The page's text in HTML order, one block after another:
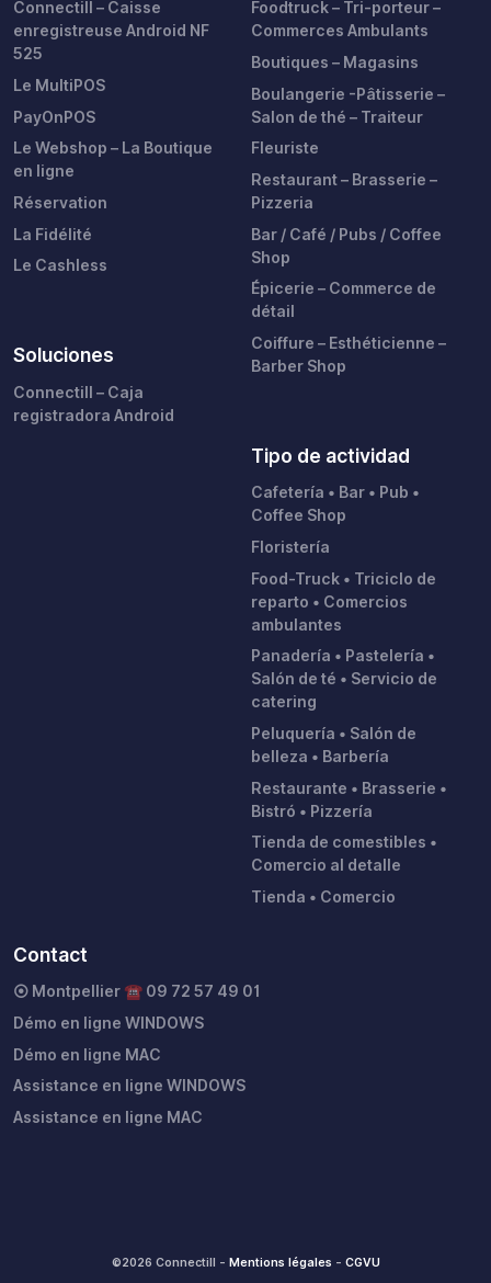
Connectill – Caisse
enregistreuse Android NF
525
Le MultiPOS
PayOnPOS
Le Webshop – La Boutique
en ligne
Réservation
La Fidélité
Le Cashless
Soluciones
Connectill – Caja
registradora Android
Foodtruck – Tri-porteur –
Commerces Ambulants
Boutiques – Magasins
Boulangerie -Pâtisserie –
Salon de thé – Traiteur
Fleuriste
Restaurant – Brasserie –
Pizzeria
Bar / Café / Pubs / Coffee
Shop
Épicerie – Commerce de
détail
Coiffure – Esthéticienne –
Barber Shop
Tipo de actividad
Cafetería • Bar • Pub •
Coffee Shop
Floristería
Food-Truck • Triciclo de
reparto • Comercios
ambulantes
Panadería • Pastelería •
Salón de té • Servicio de
catering
Peluquería • Salón de
belleza • Barbería
Restaurante • Brasserie •
Bistró • Pizzería
Tienda de comestibles •
Comercio al detalle
Tienda • Comercio
Contact
⦿ Montpellier ☎︎ 09 72 57 49 01
Démo en ligne WINDOWS
Démo en ligne MAC
Assistance en ligne WINDOWS
Assistance en ligne MAC
©2026 Connectill - Mentions légales - CGVU